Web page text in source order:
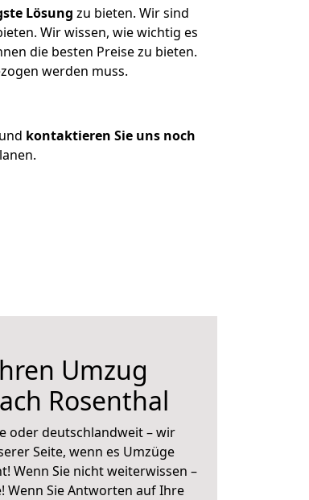
Lösung zu bieten. Wir sind
Wir wissen, wie wichtig es
die besten Preise zu bieten.
werden muss.
kontaktieren Sie uns noch
Umzug
Rosenthal
oder deutschlandweit – wir
Seite, wenn es Umzüge
Wenn Sie nicht weiterwissen –
Wenn Sie Antworten auf Ihre